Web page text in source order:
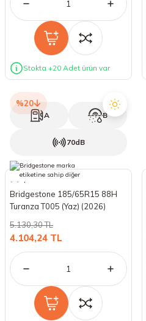
Stokta +20 Adet ürün var
%20
A B
70dB
Bridgestone 185/65R15 88H
Turanza T005 (Yaz) (2026)
4.104,24 TL
5.130,30 TL